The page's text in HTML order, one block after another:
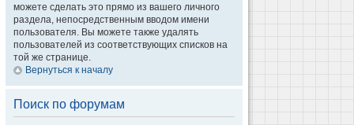
можете сделать это прямо из вашего личного
раздела, непосредственным вводом имени
пользователя. Вы можете также удалять
пользователей из соответствующих списков на
той же странице.
Вернуться к началу
Поиск по форумам